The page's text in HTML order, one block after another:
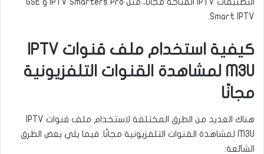
التطبيقات IPTV المتاحة مجانًا، مثل IPTV Smarters Pro و GSE
Smart IPTV.
كيفية استخدام ملف قنوات IPTV
M3U لمشاهدة القنوات التلفزيونية
مجانًا
هناك العديد من الطرق المختلفة لاستخدام ملف قنوات IPTV
M3U لمشاهدة القنوات التلفزيونية مجانًا. فيما يلي بعض الطرق
الشائعة: